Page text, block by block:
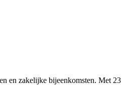
en zakelijke bijeenkomsten. Met 23